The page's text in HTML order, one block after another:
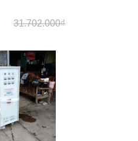
31.702.000₫